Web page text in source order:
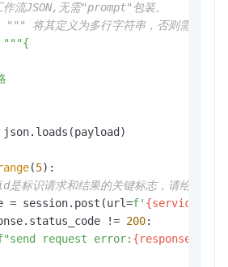
流JSON,无需"prompt"包装。
将其定义为多行字符串，否则需要将工
"""{
json.loads(payload)
(5):
标识请求和结果的关键标志，请给每个请
= session.post(url=
f'
!= 200:
request error: